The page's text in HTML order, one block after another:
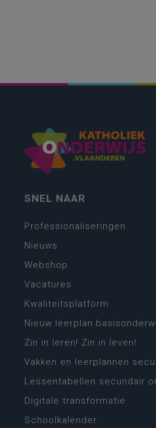
SNEL NAAR
Professionaliseringen
Nieuws
Webshop
Vacatures
Kwaliteitsplatform
Nieuw leerplan
Zin in leren! Zin in leven!
Vakken en leerplannen
Lessentabellen secundair
Digitale transformatie
Schoolkalender